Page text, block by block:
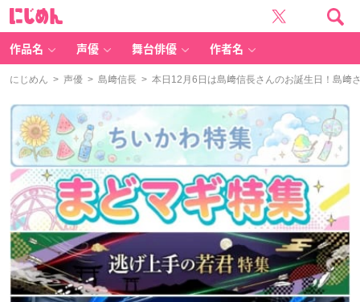
作品名 声優 舞台俳優 作者名
にじめん > 声優 > 島﨑信長 > 本日12月6日は島﨑信長さんのお誕生日！島﨑